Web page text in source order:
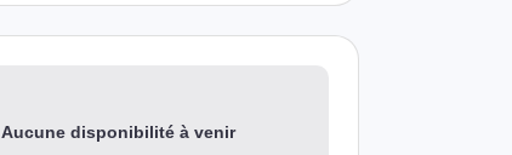
Aucune disponibilité à venir